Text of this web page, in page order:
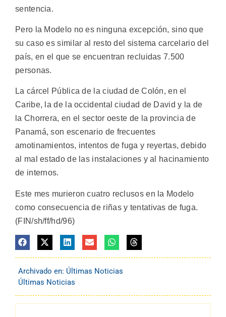
sentencia.
Pero la Modelo no es ninguna excepción, sino que
su caso es similar al resto del sistema carcelario del
país, en el que se encuentran recluidas 7.500
personas.
La cárcel Pública de la ciudad de Colón, en el
Caribe, la de la occidental ciudad de David y la de
la Chorrera, en el sector oeste de la provincia de
Panamá, son escenario de frecuentes
amotinamientos, intentos de fuga y reyertas, debido
al mal estado de las instalaciones y al hacinamiento
de internos.
Este mes murieron cuatro reclusos en la Modelo
como consecuencia de riñas y tentativas de fuga.
(FIN/sh/ff/hd/96)
Archivado en: Últimas Noticias
Últimas Noticias